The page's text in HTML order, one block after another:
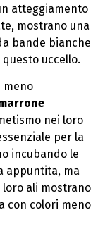
atteggiamento
mostrano una
bande bianche
uccello.
meno
nei loro
per la
incubando le
appuntita, ma
ali mostrano
con colori meno